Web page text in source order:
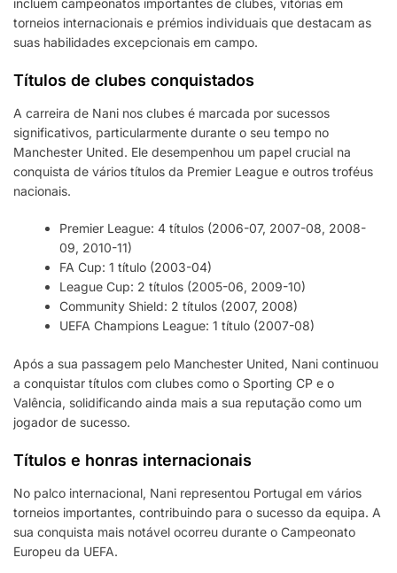
torneios internacionais e prémios individuais que destacam as
suas habilidades excepcionais em campo.
Títulos de clubes conquistados
A carreira de Nani nos clubes é marcada por sucessos
significativos, particularmente durante o seu tempo no
Manchester United. Ele desempenhou um papel crucial na
conquista de vários títulos da Premier League e outros troféus
nacionais.
Premier League: 4 títulos (2006-07, 2007-08, 2008-
09, 2010-11)
FA Cup: 1 título (2003-04)
League Cup: 2 títulos (2005-06, 2009-10)
Community Shield: 2 títulos (2007, 2008)
UEFA Champions League: 1 título (2007-08)
Após a sua passagem pelo Manchester United, Nani continuou
a conquistar títulos com clubes como o Sporting CP e o
Valência, solidificando ainda mais a sua reputação como um
jogador de sucesso.
Títulos e honras internacionais
No palco internacional, Nani representou Portugal em vários
torneios importantes, contribuindo para o sucesso da equipa. A
sua conquista mais notável ocorreu durante o Campeonato
Europeu da UEFA.